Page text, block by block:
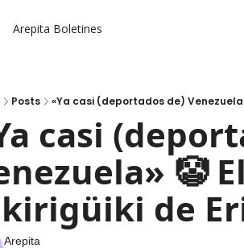
Arepita Boletines
Posts «Ya casi (deportados de)
casi
🤡 El
de
Arepita